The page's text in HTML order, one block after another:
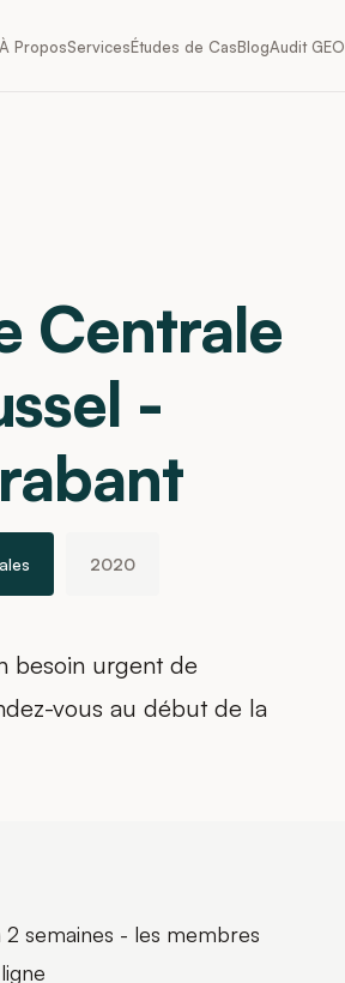
À ProposServicesÉtudes de CasBlogAudit GEO
Centrale
-
2020
besoin urgent de
vous au début de la
semaines - les membres